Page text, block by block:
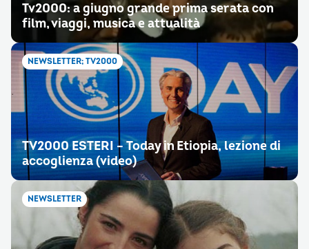
Tv2000: a giugno grande prima serata con
film, viaggi, musica e attualità
NEWSLETTER; TV2000
TV2000 ESTERI – Today in Etiopia, lezione di
accoglienza (video)
NEWSLETTER